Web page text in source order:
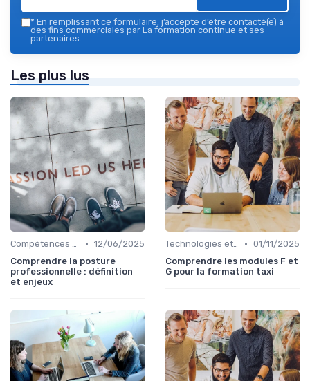
* En remplissant ce formulaire, j’accepte d’être contacté(e) à
des fins commerciales par La formation continue et ses
partenaires.
Les plus lus
Compétences de leadership • 12/06/2025
Comprendre la posture
professionnelle : définition
et enjeux
Technologies et informatique • 01/11/2025
Comprendre les modules F et
G pour la formation taxi